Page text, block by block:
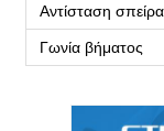
Αντίσταση
Γωνία βήματος